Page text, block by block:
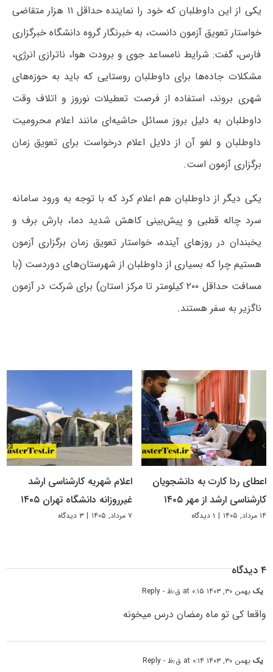
یکی از این داوطلبان که خود را نماینده حداقل ۱۱ هزار متقاضی
خواستار تعویق آزمون دانست، به خبرنگار گروه دانشگاه خبرگزاری
فارس، گفت: شرایط نامساعد جوی و برودت هوا، ناترازی انرژی،
مشکلات جاده‌ها برای داوطلبان روستایی که باید به حوزه‌های
شهری بروند، استفاده از فرصت تعطیلات نوروز و اتلاف وقت
داوطلبان به دلیل بروز مسائل حاشیه‌ای مانند اعلام محرومیت
داوطلبان و لغو آن از دلایل اعلام درخواست برای تعویق زمان
برگزاری آزمون است.
یکی دیگر از داوطلبان هم اعلام کرد که با توجه به ورود سامانه
سرد چاله قطبی و پیش‌بینی کاهش شدید دما، بارش برف و
یخبندان در روزهای آینده، خواستار تعویق زمان برگزاری آزمون
هستیم چرا که بسیاری از داوطلبان از شهرستان‌های دوردست (با
مسافت حداقل ۲۰۰ کیلومتر تا مرکز استان) برای شرکت در آزمون
ناگزیر به سفر هستند.
اعطای ردا کارت به دانشجویان
کارشناسی ارشد از مهر ۱۴۰۵
۱۴ مرداد, ۱۴۰۵ | ۱ دیدگاه
اعلام شهریه کارشناسی ارشد
غیرروزانه دانشگاه تهران ۱۴۰۵
۷ مرداد, ۱۴۰۵ | ۳ دیدگاه
۴ دیدگاه
یکبهمن ۳۰, ۱۴۰۳ at ۰:۱۵ ق٫ظ - Reply
واقعا کی تو ماه رمضان درس میخونه
یکبهمن ۳۰, ۱۴۰۳ at ۰:۱۴ ق٫ظ - Reply